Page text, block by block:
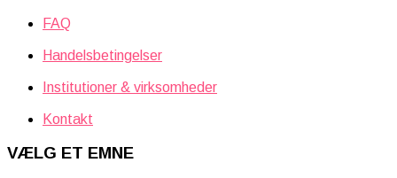
FAQ
Handelsbetingelser
Institutioner & virksomheder
Kontakt
VÆLG ET EMNE